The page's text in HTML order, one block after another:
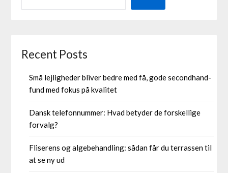
Recent Posts
Små lejligheder bliver bedre med få, gode secondhand-
fund med fokus på kvalitet
Dansk telefonnummer: Hvad betyder de forskellige
forvalg?
Fliserens og algebehandling: sådan får du terrassen til
at se ny ud